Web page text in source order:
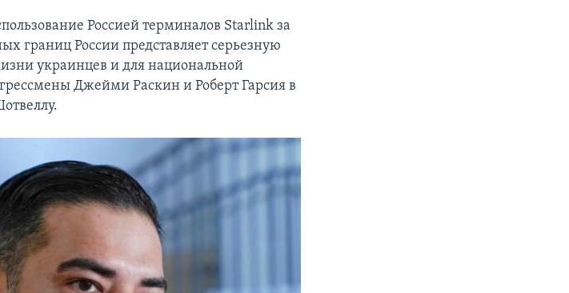
Россией терминалов Starlink за
границ России представляет серьезную
украинцев и для национальной
Джейми Раскин и Роберт Гарсия в